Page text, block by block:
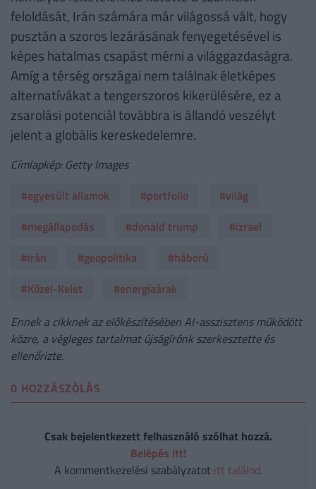
feloldását, Irán számára már világossá vált, hogy
pusztán a szoros lezárásának fenyegetésével is
képes hatalmas csapást mérni a világgazdaságra.
Amíg a térség országai nem találnak életképes
alternatívákat a tengerszoros kikerülésére, ez a
zsarolási potenciál továbbra is állandó veszélyt
jelent a globális kereskedelemre.
Címlapkép: Getty Images
#egyesült államok
#portfolio
#világ
#megállapodás
#donald trump
#izrael
#irán
#geopolitika
#háború
#Közel-Kelet
#energiaárak
Ennek a cikknek az előkészítésében AI-asszisztens működött
közre, a végleges tartalmat újságírónk szerkesztette és
ellenőrizte.
0 HOZZÁSZÓLÁS
Csak bejelentkezett felhasználó szólhat hozzá.
Belépés itt!
A kommentkezelési szabályzatot itt találod.